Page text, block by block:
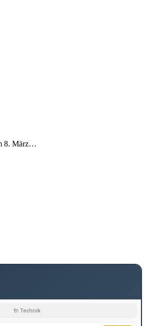
8. März…
🔌 Technik